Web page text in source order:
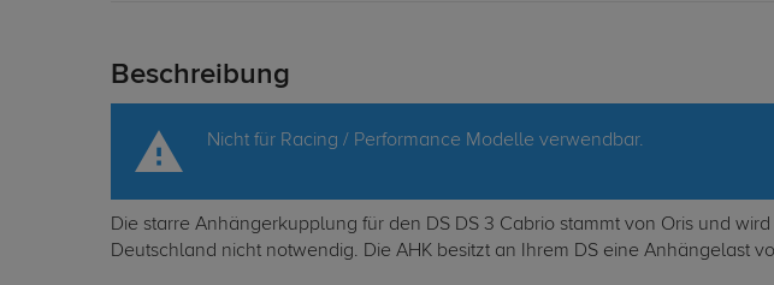
Beschreibung
Nicht für Racing / Performance Modelle verwendbar.
Die starre Anhängerkupplung für den DS DS 3 Cabrio stammt von Oris und
Deutschland nicht notwendig. Die AHK besitzt an Ihrem DS eine Anhängelast